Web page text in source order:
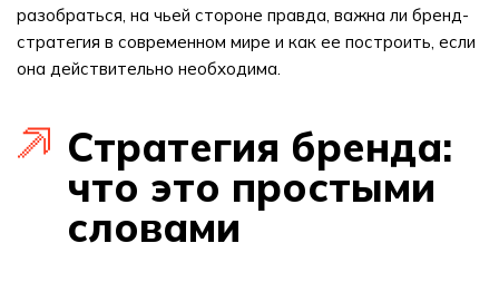
разобраться, на чьей стороне правда, важна ли бренд-
стратегия в современном мире и как ее построить, если
она действительно необходима.
Стратегия бренда:
что это простыми
словами